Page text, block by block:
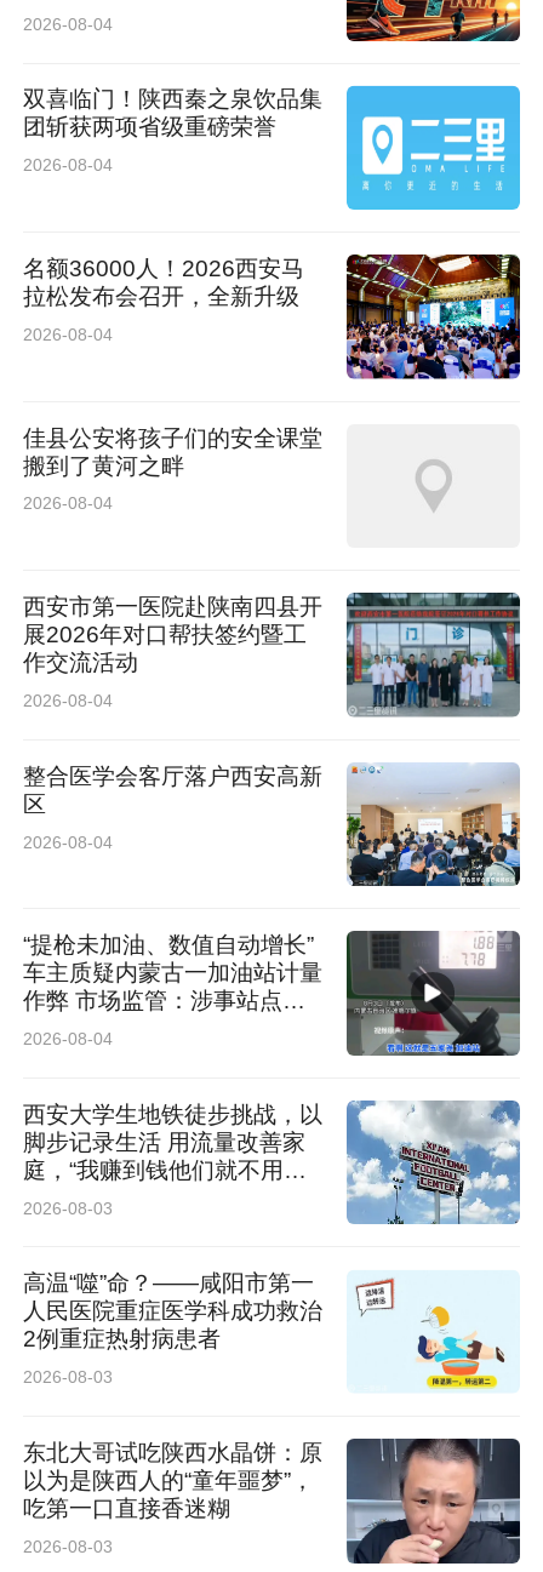
2026-08-04
双喜临门！陕西秦之泉饮品集
团斩获两项省级重磅荣誉
2026-08-04
名额36000人！2026西安马
拉松发布会召开，全新升级
2026-08-04
佳县公安将孩子们的安全课堂
搬到了黄河之畔
2026-08-04
西安市第一医院赴陕南四县开
展2026年对口帮扶签约暨工
作交流活动
2026-08-04
整合医学会客厅落户西安高新
区
2026-08-04
“提枪未加油、数值自动增长”
车主质疑内蒙古一加油站计量
作弊 市场监管：涉事站点停
业 加油机封存送检
2026-08-04
西安大学生地铁徒步挑战，以
脚步记录生活 用流量改善家
庭，“我赚到钱他们就不用早
起了”
2026-08-03
高温“噬”命？——咸阳市第一
人民医院重症医学科成功救治
2例重症热射病患者
2026-08-03
东北大哥试吃陕西水晶饼：原
以为是陕西人的“童年噩梦”，
吃第一口直接香迷糊
2026-08-03